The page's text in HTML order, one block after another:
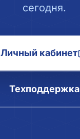
сегодня.
Личный кабинет
Техподдержка